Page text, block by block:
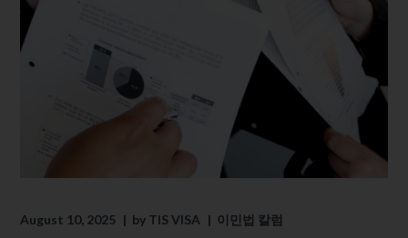
August 10, 2025 by TIS VISA 이민법 칼럼